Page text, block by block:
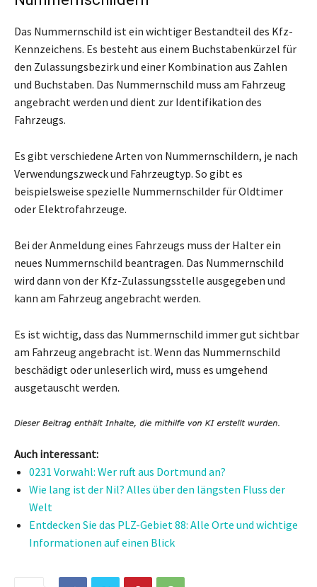
Das Nummernschild ist ein wichtiger Bestandteil des Kfz-
Kennzeichens. Es besteht aus einem Buchstabenkürzel für
den Zulassungsbezirk und einer Kombination aus Zahlen
und Buchstaben. Das Nummernschild muss am Fahrzeug
angebracht werden und dient zur Identifikation des
Fahrzeugs.
Es gibt verschiedene Arten von Nummernschildern, je nach
Verwendungszweck und Fahrzeugtyp. So gibt es
beispielsweise spezielle Nummernschilder für Oldtimer
oder Elektrofahrzeuge.
Bei der Anmeldung eines Fahrzeugs muss der Halter ein
neues Nummernschild beantragen. Das Nummernschild
wird dann von der Kfz-Zulassungsstelle ausgegeben und
kann am Fahrzeug angebracht werden.
Es ist wichtig, dass das Nummernschild immer gut sichtbar
am Fahrzeug angebracht ist. Wenn das Nummernschild
beschädigt oder unleserlich wird, muss es umgehend
ausgetauscht werden.
Auch interessant:
0231 Vorwahl: Wer ruft aus Dortmund an?
Wie lang ist der Nil? Alles über den längsten Fluss der
Welt
Entdecken Sie das PLZ-Gebiet 88: Alle Orte und wichtige
Informationen auf einen Blick